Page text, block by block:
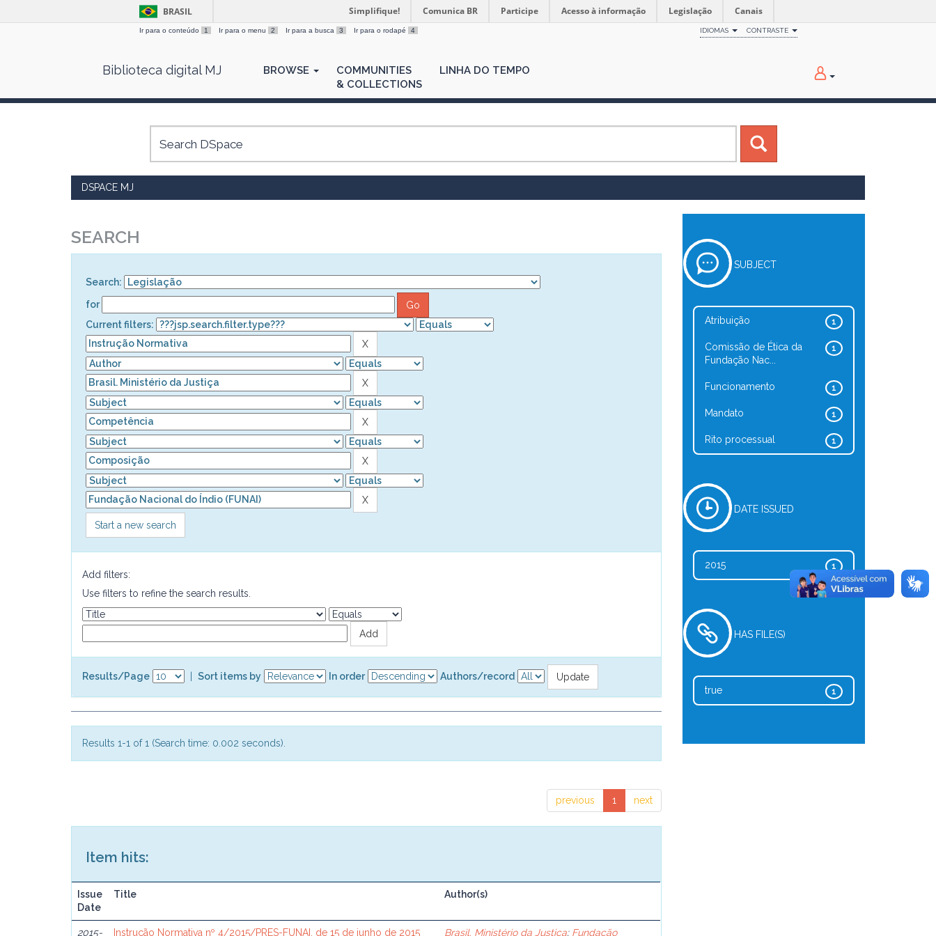
BRASIL Simplifique! Comunica BR Participe Acesso à informação Legislação Canais
Ir para o conteúdo 1 Ir para o menu 2 Ir para a busca 3 Ir para o rodapé 4 IDIOMAS CONTRASTE
Biblioteca digital MJ BROWSE
COMMUNITIES
& COLLECTIONS
LINHA DO TEMPO
DSPACE MJ
SEARCH
Search:
for
Current filters:
Start a new search
Add filters:
Use filters to refine the search results.
Results/Page Sort items by In order Authors/record
Results 1-1 of 1 (Search time: 0.002 seconds).
previous 1 next
Item hits:
Issue
Date
Title Author(s)
2015- Instrução Normativa nº 4/2015/PRES-FUNAI, de 15 de junho de 2015 Brasil. Ministério da Justiça; Fundação
SUBJECT
1
Atribuição
1
Comissão de Ética da
Fundação Nac...
1
Funcionamento
1
Mandato
1
Rito processual
DATE ISSUED
1
2015
HAS FILE(S)
1
true